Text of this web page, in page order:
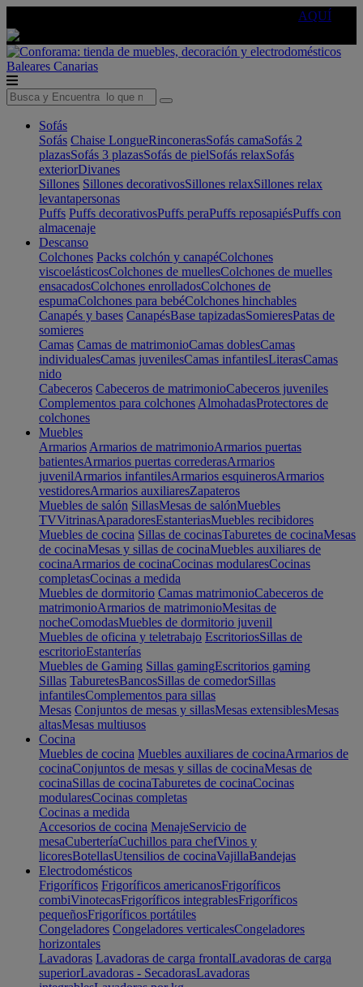
AQUÍ
Baleares Canarias
Sofás
Sofás Chaise LongueRinconerasSofás camaSofás 2
plazasSofás 3 plazasSofás de pielSofás relaxSofás
exteriorDivanes
Sillones Sillones decorativosSillones relaxSillones relax
levantapersonas
Puffs Puffs decorativosPuffs peraPuffs reposapiésPuffs con
almacenaje
Descanso
Colchones Packs colchón y canapéColchones
viscoelásticosColchones de muellesColchones de muelles
ensacadosColchones enrolladosColchones de
espumaColchones para bebéColchones hinchables
Canapés y bases CanapésBase tapizadasSomieresPatas de
somieres
Camas Camas de matrimonioCamas doblesCamas
individualesCamas juvenilesCamas infantilesLiterasCamas
nido
Cabeceros Cabeceros de matrimonioCabeceros juveniles
Complementos para colchones AlmohadasProtectores de
colchones
Muebles
Armarios Armarios de matrimonioArmarios puertas
batientesArmarios puertas correderasArmarios
juvenilArmarios infantilesArmarios esquinerosArmarios
vestidoresArmarios auxiliaresZapateros
Muebles de salón SillasMesas de salónMuebles
TVVitrinasAparadoresEstanteriasMuebles recibidores
Muebles de cocina Sillas de cocinasTaburetes de cocinaMesas
de cocinaMesas y sillas de cocinaMuebles auxiliares de
cocinaArmarios de cocinaCocinas modularesCocinas
completasCocinas a medida
Muebles de dormitorio Camas matrimonioCabeceros de
matrimonioArmarios de matrimonioMesitas de
nocheComodasMuebles de dormitorio juvenil
Muebles de oficina y teletrabajo EscritoriosSillas de
escritorioEstanterías
Muebles de Gaming Sillas gamingEscritorios gaming
Sillas TaburetesBancosSillas de comedorSillas
infantilesComplementos para sillas
Mesas Conjuntos de mesas y sillasMesas extensiblesMesas
altasMesas multiusos
Cocina
Muebles de cocina Muebles auxiliares de cocinaArmarios de
cocinaConjuntos de mesas y sillas de cocinaMesas de
cocinaSillas de cocinaTaburetes de cocinaCocinas
modularesCocinas completas
Cocinas a medida
Accesorios de cocina MenajeServicio de
mesaCuberteríaCuchillos para chefVinos y
licoresBotellasUtensilios de cocinaVajillaBandejas
Electrodomésticos
Frigoríficos Frigoríficos americanosFrigoríficos
combiVinotecasFrigoríficos integrablesFrigoríficos
pequeñosFrigoríficos portátiles
Congeladores Congeladores verticalesCongeladores
horizontales
Lavadoras Lavadoras de carga frontalLavadoras de carga
superiorLavadoras - SecadorasLavadoras